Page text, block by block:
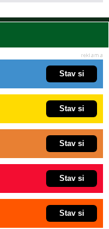
Stav si
Stav si
Stav si
Stav si
Stav si